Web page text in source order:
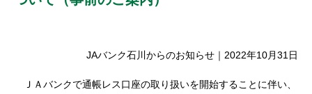
JAバンク石川からのお知らせ ｜ 2022年10月31日
ＪＡバンクで通帳レス口座の取り扱いを開始することに伴い、